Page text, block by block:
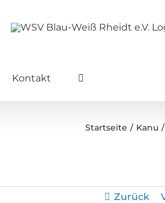
Kontakt
Startseite Kanu
Zurück